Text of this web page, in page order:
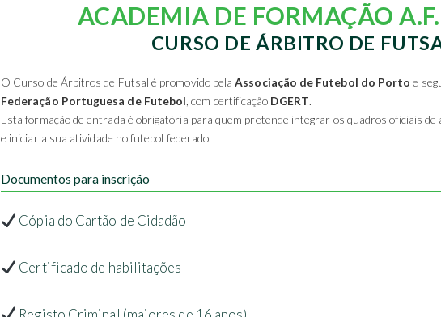
ACADEMIA DE FORMAÇÃO
CURSO DE ÁRBITRO DE
O Curso de Árbitros de Futsal é promovido pelaAssociação de Futebol do Porto e
Federação Portuguesa de Futebol , com certificação DGERT.
Esta formação de entrada é obrigatória para quem pretende integrar os quadros oficiais de
e iniciar a sua atividade no futebol federado.
Documentos para inscrição
Cópia do Cartão de Cidadão
Certificado de habilitações